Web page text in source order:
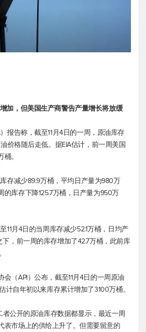
加，但美国生产商警告产量增长将放缓
报告称，截至11月4日的一周，原油库存
价格随后走低。据EIA估计，前一周美国
。
存减少89.9万桶，平均日产量为980万
的库存下降125.7万桶，日产量为950万
11月4日的当周库存减少52.1万桶，日均产
，前一周的库存增加了42.7万桶，此前库
会（API）公布，截至11月4日的一周原油
计自年初以来库存累计增加了3100万桶。
者公开的原油库存数据都显示，最近一周
表市场上的供给上升了。但需要留意的